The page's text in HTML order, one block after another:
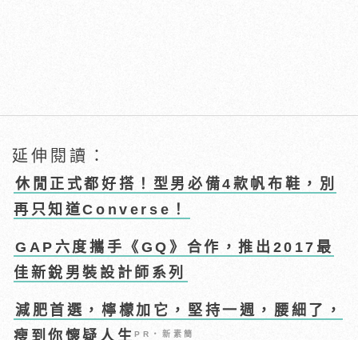
延伸閱讀：
休閒正式都好搭！型男必備4款帆布鞋，別
再只知道Converse！
GAP六度攜手《GQ》合作，推出2017最
佳新銳男裝設計師系列
減肥首選，檸檬加它，堅持一週，腰細了，
瘦到你懷疑人生PR・新素簡